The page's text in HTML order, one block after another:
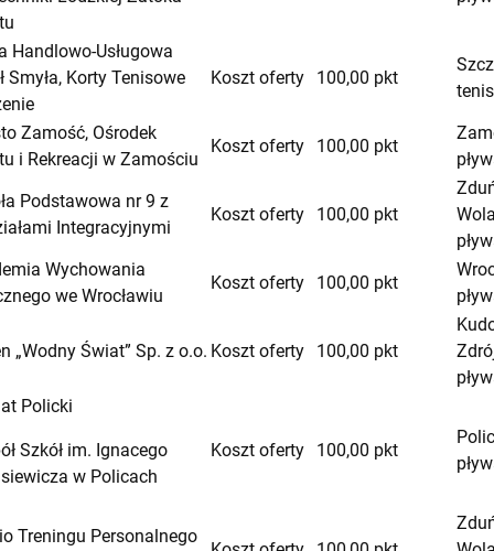
Handlowo-Usługowa
Smyła, Korty Tenisowe
Koszt oferty 100,00 pkt
Zamość, Ośrodek
i Rekreacji w Zamościu
Koszt oferty 100,00 pkt
Podstawowa nr 9 z
Integracyjnymi
Koszt oferty 100,00 pkt
Wychowania
we Wrocławiu
Koszt oferty 100,00 pkt
„Wodny Świat” Sp. z o.o. Koszt oferty 100,00 pkt
Policki
Szkół im. Ignacego
w Policach
Koszt oferty 100,00 pkt
Treningu Personalnego